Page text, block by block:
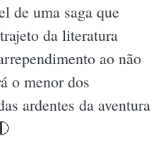
de uma saga que
da literatura
ao não
o menor dos
ardentes da aventura